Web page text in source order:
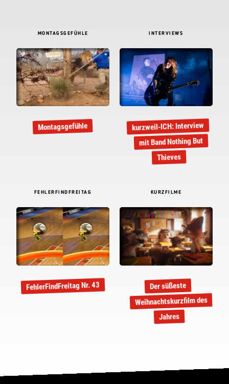
MONTAGSGEFÜHLE
Montagsgefühle
INTERVIEWS
kurzweil-ICH: Interview
mit Band Nothing But
Thieves
FEHLERFINDFREITAG
FehlerFindFreitag Nr. 43
KURZFILME
Der süßeste
Weihnachtskurzfilm des
Jahres